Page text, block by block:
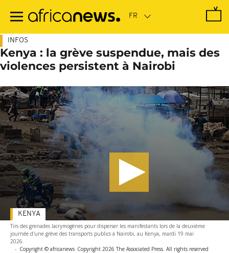
contenu
INFOS
Kenya : la grève suspendue, mais des
violences persistent à Nairobi
Tirs des grenades lacrymogènes pour disperser les manifestants lors de la deuxième
journée d'une grève des transports publics à Nairobi, au Kenya, mardi 19 mai
2026.
- Copyright © africanews Copyright 2026 The Associated Press. All rights reserved
KENYA